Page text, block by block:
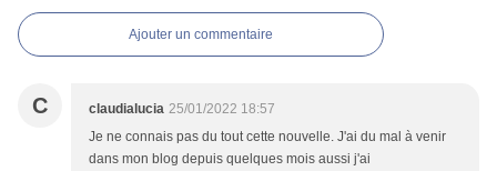
Ajouter un commentaire
C claudialucia 25/01/2022 18:57
Je ne connais pas du tout cette nouvelle. J'ai du mal à venir
dans mon blog depuis quelques mois aussi j'ai